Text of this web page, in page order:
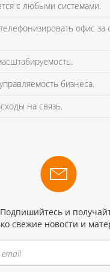
с любыми системами.
офис за
бизнеса.
на связь.
Подпишийтесь и
свежие новости и